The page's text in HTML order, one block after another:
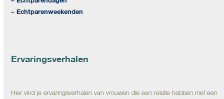
– Echtparenweekenden
Ervaringsverhalen
Hier vind je ervaringsverhalen van vrouwen die een relatie hebben met een